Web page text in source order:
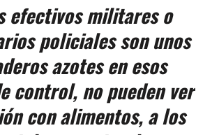
efectivos militares o
policiales son unos
azotes en esos
control, no pueden ver
con alimentos, a los